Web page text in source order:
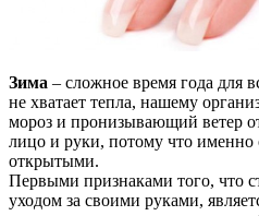
Зима – сложное время года для
не хватает тепла, нашему
мороз и пронизывающий ветер
лицо и руки, потому что именно
открытыми.
Первыми признаками того, что
уходом за своими руками,